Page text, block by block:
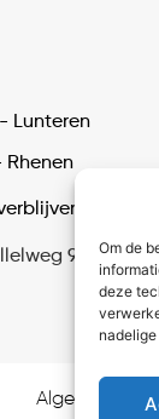
Om de
deze
Lunteren
Rhenen
9, 6741 ZM
Algemene